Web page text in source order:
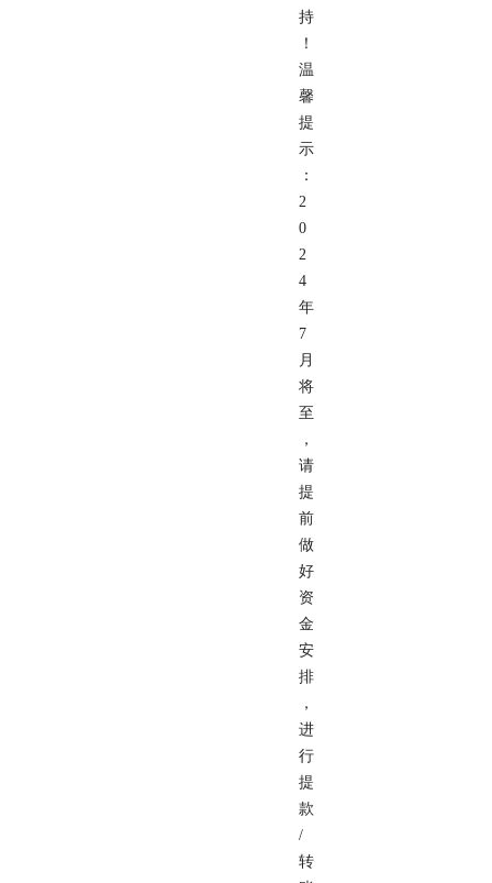
持
！
温
馨
提
示
：
2
0
2
4
年
7
月
将
至
，
请
提
前
做
好
资
金
安
排
，
进
行
提
款
/
转